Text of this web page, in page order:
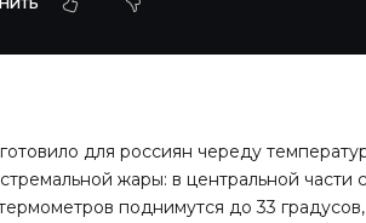
для россиян череду
жары: в центральной
поднимутся до 33